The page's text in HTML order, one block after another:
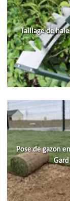
Taillage de
Pose de gazon
Gard